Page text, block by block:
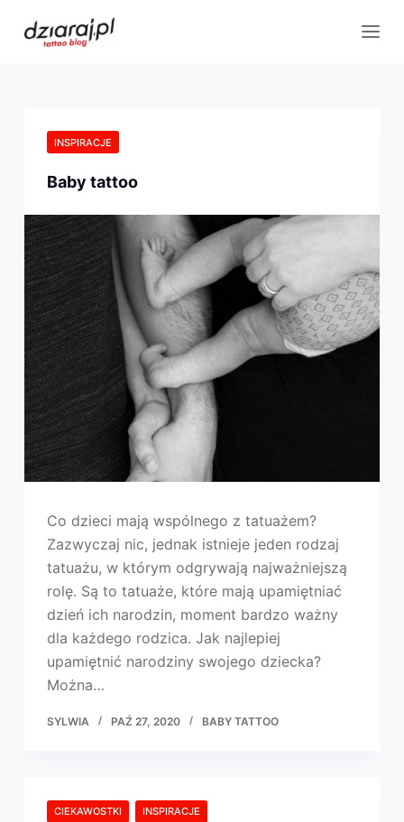
INSPIRACJE
Baby tattoo
Co dzieci mają wspólnego z tatuażem?
Zazwyczaj nic, jednak istnieje jeden rodzaj
tatuażu, w którym odgrywają najważniejszą
rolę. Są to tatuaże, które mają upamiętniać
dzień ich narodzin, moment bardzo ważny
dla każdego rodzica. Jak najlepiej
upamiętnić narodziny swojego dziecka?
Można…
SYLWIA PAŹ 27, 2020 BABY TATTOO
CIEKAWOSTKI INSPIRACJE